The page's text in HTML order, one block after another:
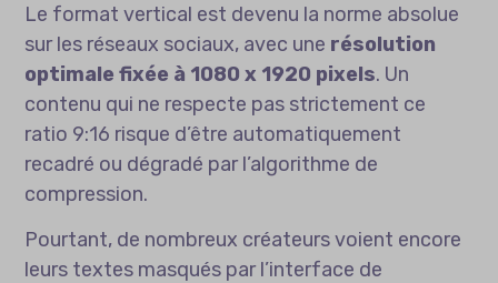
Le format vertical est devenu la norme absolue
sur les réseaux sociaux, avec une résolution
optimale fixée à 1080 x 1920 pixels. Un
contenu qui ne respecte pas strictement ce
ratio 9:16 risque d’être automatiquement
recadré ou dégradé par l’algorithme de
compression.
Pourtant, de nombreux créateurs voient encore
leurs textes masqués par l’interface de